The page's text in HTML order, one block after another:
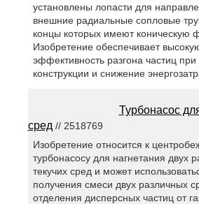
установлены лопасти для
внешние радиальные сопловые
концы которых имеют коническую
Изобретение обеспечивает
эффективность разгона частиц
конструкции и снижение
Турбонасос
сред // 2518769
Изобретение относится к
турбонасосу для нагнетания двух
текучих сред и может
получения смеси двух различных
отделения дисперсных частиц от